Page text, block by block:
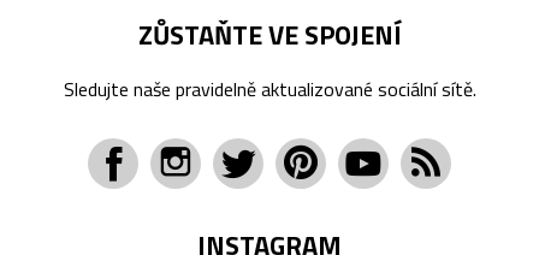
ZŮSTAŇTE VE SPOJENÍ
Sledujte naše pravidelně aktualizované sociální sítě.
INSTAGRAM